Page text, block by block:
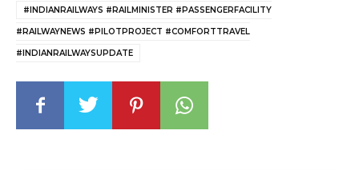
#INDIANRAILWAYS #RAILMINISTER #PASSENGERFACILITY
#RAILWAYNEWS #PILOTPROJECT #COMFORTTRAVEL
#INDIANRAILWAYSUPDATE